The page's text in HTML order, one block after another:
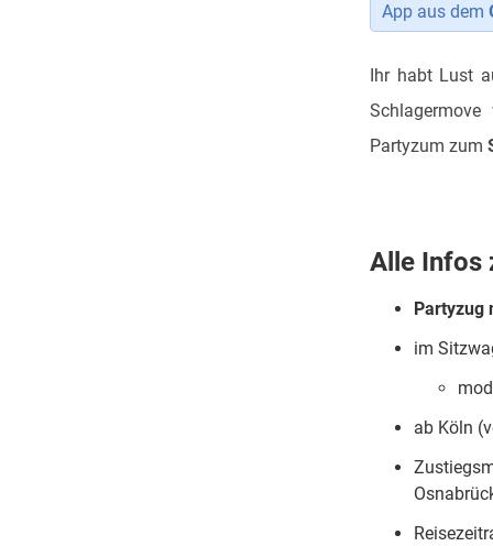
App aus dem
Ihr habt Lust
Partyzum zum
Alle Infos
Partyzug
im
ab Köln